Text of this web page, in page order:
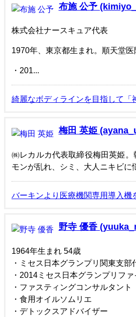
布施 公予
株式会社ナースキュア代表
1970年、東京都生まれ。順天堂
・201...
綺麗なボディラインを目指して
梅田 英姫
㈱レカルカ代表取締役梅田英姫
モンが乱れ、シミ、大人ニキビ
バーキンより医療機関専用導入機
野寺 優香
1964年生まれ 54歳
・ミセス日本グランプリ関東支部
・2014ミセス日本グランプリファ
・ファスティングコンサルタント
・食用オイルソムリエ
・デトックスアドバイザー